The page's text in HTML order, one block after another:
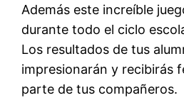
Además este increíble
durante todo el ciclo
Los resultados de tus
impresionarán y recibirás
parte de tus compañeros.